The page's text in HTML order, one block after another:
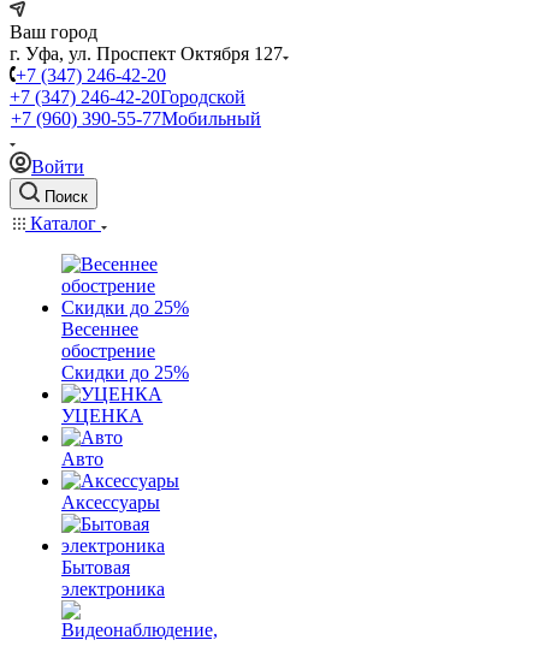
Ваш город
г. Уфа, ул. Проспект Октября 127
+7 (347) 246-42-20
+7 (347) 246-42-20Городской
+7 (960) 390-55-77Мобильный
Войти
Поиск
Каталог
Весеннее
обострение
Скидки до 25%
УЦЕНКА
Авто
Аксессуары
Бытовая
электроника